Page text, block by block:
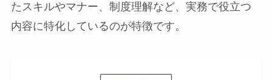
たスキルやマナー、制度理解など、実務で役立つ
内容に特化しているのが特徴です。